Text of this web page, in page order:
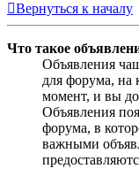
Вернуться к началу
Что такое
Объявления
для форума, на
момент, и вы
Объявления
форума, в
важными